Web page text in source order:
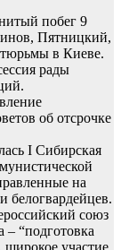
побег 9
Пятницкий,
тюрьмы в Киеве.
рады
об отсрочке
I Сибирская
на
белогвардейцев.
союз
– “подготовка